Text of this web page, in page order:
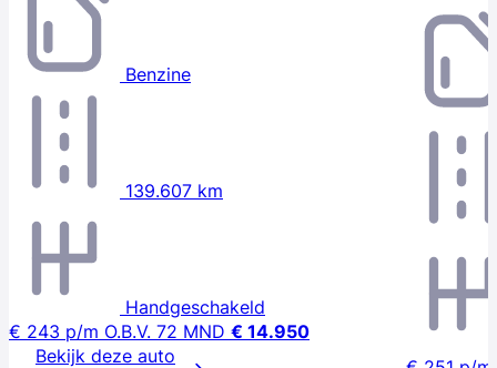
Benzine
139.607 km
Handgeschakeld
€ 243 p/m O.B.V. 72 MND € 14.950
Bekijk deze auto